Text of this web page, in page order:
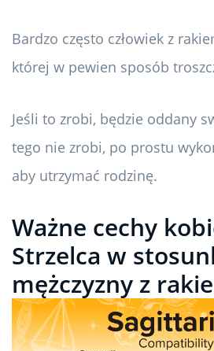
Bardzo często człowiek z
której w pewien sposób
Jeśli to zrobi, będzie oddany
tego nie zrobi, po prostu
aby utrzymać rodzinę.
Ważne cechy
Strzelca w
mężczyzny z